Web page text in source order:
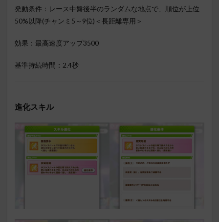
発動条件：レース中盤後半のランダムな地点で、順位が上位
50%以降(チャンミ5～9位)＜長距離専用＞
効果：最高速度アップ3500
基準持続時間：2.4秒
進化スキル